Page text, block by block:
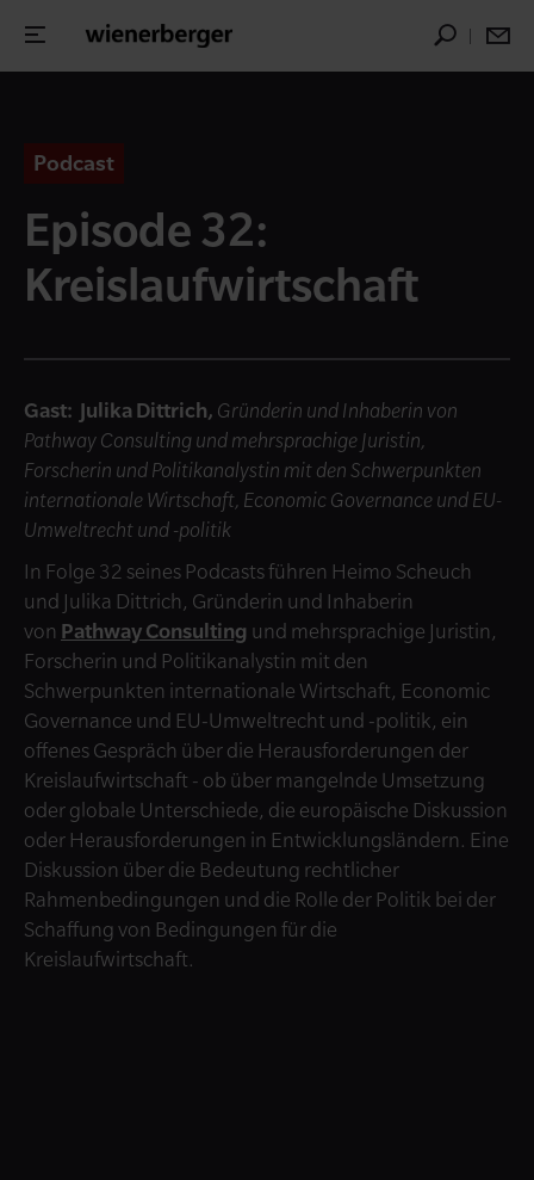
Podcast
Episode 32:
Kreislaufwirtschaft
Gast: Julika Dittrich, Gründerin und Inhaberin von
Pathway Consulting und mehrsprachige Juristin,
Forscherin und Politikanalystin mit den Schwerpunkten
internationale Wirtschaft, Economic Governance und EU-
Umweltrecht und -politik
In Folge 32 seines Podcasts führen Heimo Scheuch
und Julika Dittrich, Gründerin und Inhaberin
von Pathway Consulting und mehrsprachige Juristin,
Forscherin und Politikanalystin mit den
Schwerpunkten internationale Wirtschaft, Economic
Governance und EU-Umweltrecht und -politik, ein
offenes Gespräch über die Herausforderungen der
Kreislaufwirtschaft - ob über mangelnde Umsetzung
oder globale Unterschiede, die europäische Diskussion
oder Herausforderungen in Entwicklungsländern. Eine
Diskussion über die Bedeutung rechtlicher
Rahmenbedingungen und die Rolle der Politik bei der
Schaffung von Bedingungen für die
Kreislaufwirtschaft.